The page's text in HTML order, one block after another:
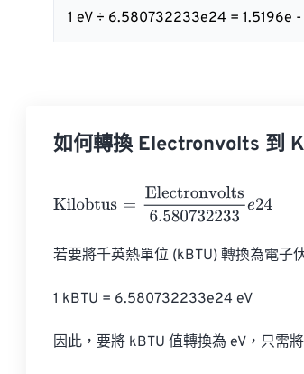
1 eV ÷ 6.580732233e24 = 1.5196e
如何轉換 Electronvolts 到
Kilobtus Electronvolts6.580732233
若要將千英熱單位 (kBTU) 轉換為電子
1 kBTU = 6.580732233e24 eV
因此，要將 kBTU 值轉換為 eV，只需